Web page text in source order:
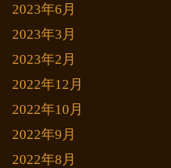
2023年6月
2023年3月
2023年2月
2022年12月
2022年10月
2022年9月
2022年8月